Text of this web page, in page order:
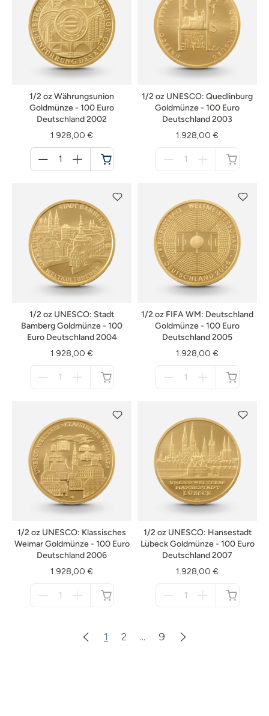
1/2 oz Währungsunion
Goldmünze - 100 Euro
Deutschland 2002
1.928,00 €
für
Warenkorb
1/2 oz UNESCO: Quedlinburg
Goldmünze - 100 Euro
Deutschland 2003
1.928,00 €
1/2 oz UNESCO: Stadt
Bamberg Goldmünze - 100
Euro Deutschland 2004
1.928,00 €
1/2 oz FIFA WM: Deutschland
Goldmünze - 100 Euro
Deutschland 2005
1.928,00 €
1/2 oz UNESCO: Klassisches
Weimar Goldmünze - 100 Euro
Deutschland 2006
1.928,00 €
1/2 oz UNESCO: Hansestadt
Lübeck Goldmünze - 100 Euro
Deutschland 2007
1.928,00 €
1 2 ... 9